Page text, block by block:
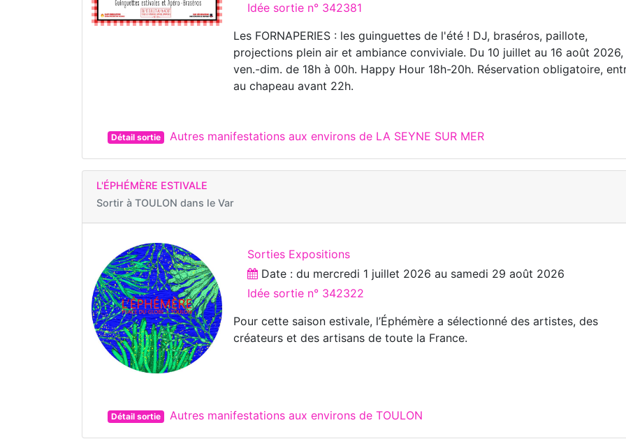
Idée sortie n° 342381
Les FORNAPERIES : les guinguettes de l'été ! DJ, braséros, paillote,
projections plein air et ambiance conviviale. Du 10 juillet au 16 août 2026,
ven.-dim. de 18h à 00h. Happy Hour 18h-20h. Réservation obligatoire,
au chapeau avant 22h.
Détail sortie Autres manifestations aux environs de LA SEYNE SUR MER
L'ÉPHÉMÈRE ESTIVALE
Sortir à TOULON dans le Var
Sorties Expositions
Date : du mercredi 1 juillet 2026 au samedi 29 août 2026
Idée sortie n° 342322
Pour cette saison estivale, l’Éphémère a sélectionné des artistes, des
créateurs et des artisans de toute la France.
Détail sortie Autres manifestations aux environs de TOULON